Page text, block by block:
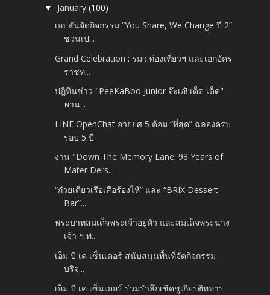
▼ January(100)
เอปสันจัดกิจกรรม “You Share, We Change ปี 2”
ชวนเป...
Grand Celebration : รมว.ท่องเที่ยวฯ และเอกอัคร
ราชท...
ปฎิทินข่าว "PeeKaBoo Junior จ๊ะเอ๋! เด็ด เด็ด"
พาน...
LINE OpenChat อวยยศ 5 ด้อม “ที่สุด” ฉลองครบ
รอบ 5 ปี
งาน "Down The Memory Lane: 98 Years of
Mater Dei’s...
“ก๋วยเตี๋ยวเรือเสือร้องไห้” และ “BRIX Dessert
Bar”...
พระบาทสมเด็จพระเจ้าอยู่หัว และสมเด็จพระนาง
เจ้า ฯ พ...
เอ็ม บี เค เซ็นเตอร์ สนับสนุนพื้นที่จัดกิจกรรม
บริจ...
เอ็ม บี เค เซ็นเตอร์ ร่วมรำลึกเชิดชูเกียรติทหาร